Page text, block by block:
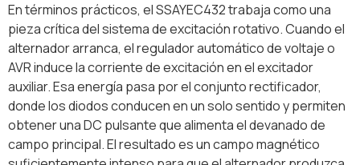
En términos prácticos, el SSAYEC432 trabaja como una
pieza crítica del sistema de excitación rotativo. Cuando el
alternador arranca, el regulador automático de voltaje o
AVR induce la corriente de excitación en el excitador
auxiliar. Esa energía pasa por el conjunto rectificador,
donde los diodos conducen en un solo sentido y permiten
obtener una DC pulsante que alimenta el devanado de
campo principal. El resultado es un campo magnético